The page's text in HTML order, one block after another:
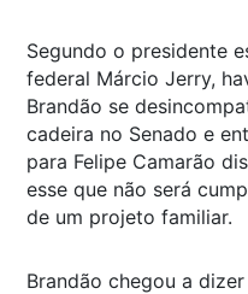
Segundo o presidente
federal Márcio Jerry,
Brandão se
cadeira no Senado e
para Felipe Camarão
esse que não será
de um projeto familiar.
Brandão chegou a